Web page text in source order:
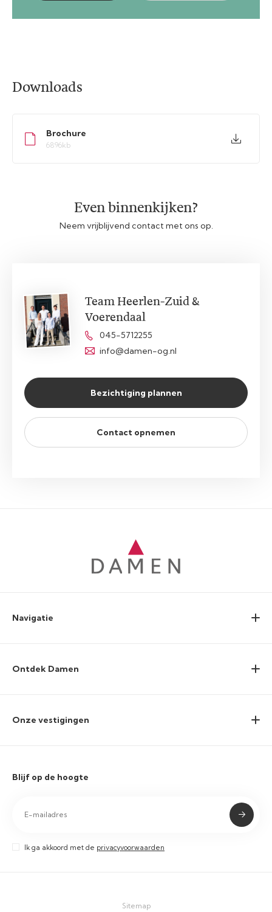
Downloads
Brochure
6896kb
Even binnenkijken?
Neem vrijblijvend contact met ons op.
Team Heerlen-Zuid &
Voerendaal
045-5712255
info@damen-og.nl
Bezichtiging plannen
Contact opnemen
Navigatie
Ontdek Damen
Onze vestigingen
Blijf op de hoogte
Ik ga akkoord met de privacyvoorwaarden
Sitemap